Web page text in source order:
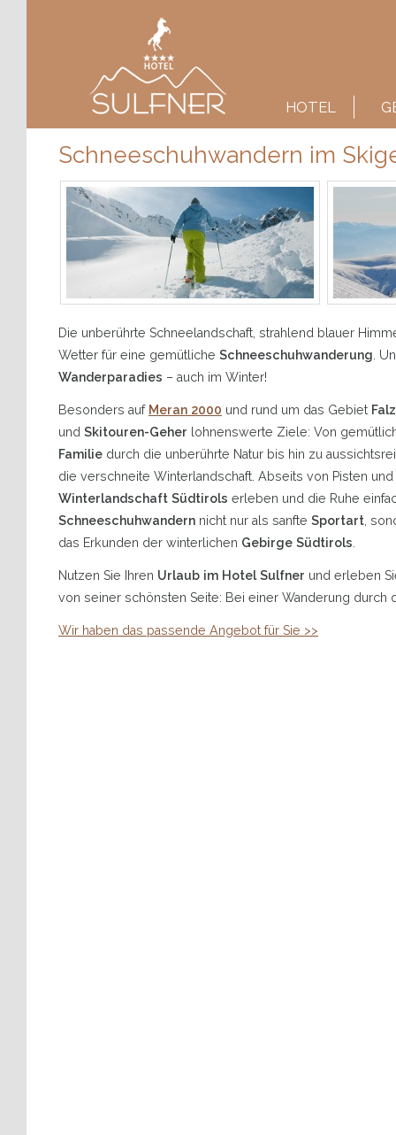
SKIP TO PRIMARY CONTENT
SKIP TO SECONDARY CONTENT
HOTEL
Schneeschuhwandern im
Die unberührte Schneelandschaft, strahlend blauer
Wetter für eine gemütliche Schneeschuhwanderung .
Wanderparadies – auch im Winter!
Besonders auf Meran 2000 und rund um das Gebiet
und Skitouren-Geher lohnenswerte Ziele: Von
Familie durch die unberührte Natur bis hin zu
die verschneite Winterlandschaft. Abseits von Pisten
Winterlandschaft Südtirols erleben und die Ruhe
Schneeschuhwandern nicht nur als sanfte Sportart ,
das Erkunden der winterlichen Gebirge Südtirols
Nutzen Sie Ihren Urlaub im Hotel Sulfner und erleben
von seiner schönsten Seite: Bei einer Wanderung durch
Wir haben das passende Angebot für Sie >>